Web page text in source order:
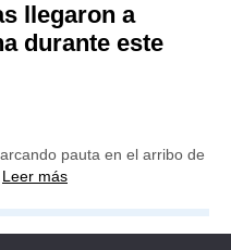
llegaron a
durante este
pauta en el arribo de
Leer más